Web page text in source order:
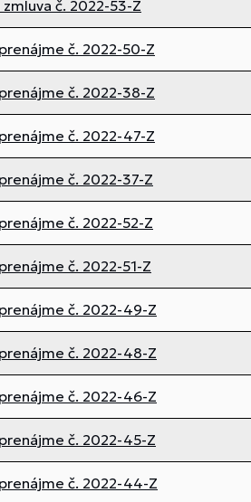
č. 2022-53-Z
č. 2022-50-Z
č. 2022-38-Z
č. 2022-47-Z
č. 2022-37-Z
č. 2022-52-Z
č. 2022-51-Z
č. 2022-49-Z
č. 2022-48-Z
č. 2022-46-Z
č. 2022-45-Z
č. 2022-44-Z